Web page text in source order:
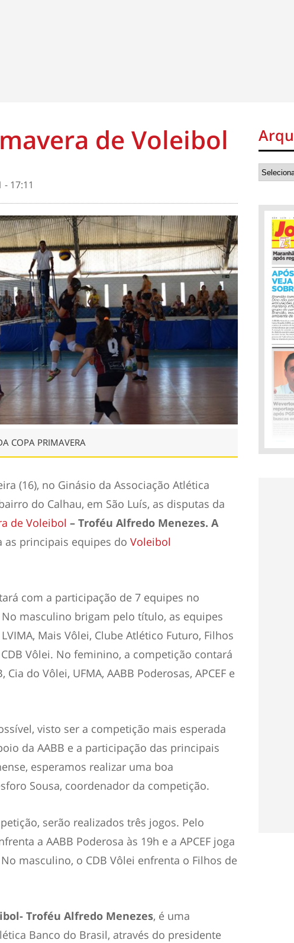
de Voleibol
- 17:11
COPA PRIMAVERA
(16), no Ginásio da Associação Atlética
do Calhau, em São Luís, as disputas da
de Voleibol – Troféu Alfredo Menezes. A
principais equipes do Voleibol
com a participação de 7 equipes no
masculino brigam pelo título, as equipes
Mais Vôlei, Clube Atlético Futuro, Filhos
Vôlei. No feminino, a competição contará
do Vôlei, UFMA, AABB Poderosas, APCEF e
visto ser a competição mais esperada
da AABB e a participação das principais
esperamos realizar uma boa
Sousa, coordenador da competição.
serão realizados três jogos. Pelo
a AABB Poderosa às 19h e a APCEF joga
masculino, o CDB Vôlei enfrenta o Filhos de
Troféu Alfredo Menezes, é uma
Banco do Brasil, através do presidente